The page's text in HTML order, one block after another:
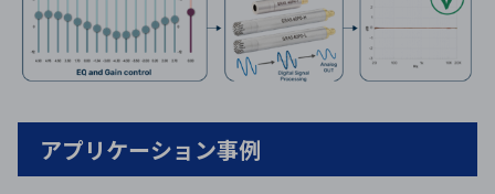
アプリケーション事例